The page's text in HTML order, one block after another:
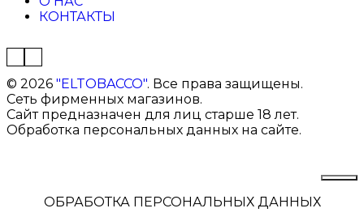
КОНТАКТЫ
© 2026 "ELTOBACCO". Все права защищены.
Сеть фирменных магазинов.
Сайт предназначен для лиц старше 18 лет.
Обработка персональных данных на сайте.
ОБРАБОТКА ПЕРСОНАЛЬНЫХ ДАННЫХ